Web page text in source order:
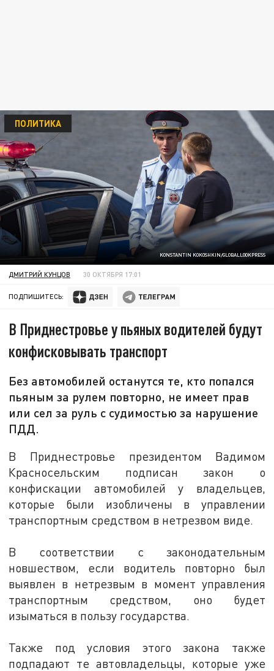
KONSTANTIN KOKOSHKIN/GLOBALLOOKPRESS
ПОЛИТИКА
ДМИТРИЙ КУНЦОВ 30 ОКТЯБРЯ 17:01
ПОДПИШИТЕСЬ:
В Приднестровье у пьяных водителей будут
конфисковывать транспорт
Без автомобилей останутся те, кто попался
пьяным за рулем повторно, не имеет прав
или сел за руль с судимостью за нарушение
ПДД.
В Приднестровье президентом Вадимом
Красносельским подписан закон о
конфискации автомобилей у владельцев,
которые были изобличены в управлении
транспортным средством в нетрезвом виде.
В соответствии с законодательным
новшеством, если водитель повторно был
выявлен в нетрезвым в момент управления
транспортным средством, оно будет
изыматься в пользу государства.
Также под условия этого закона также
подпадают те автовладельцы, которые уже